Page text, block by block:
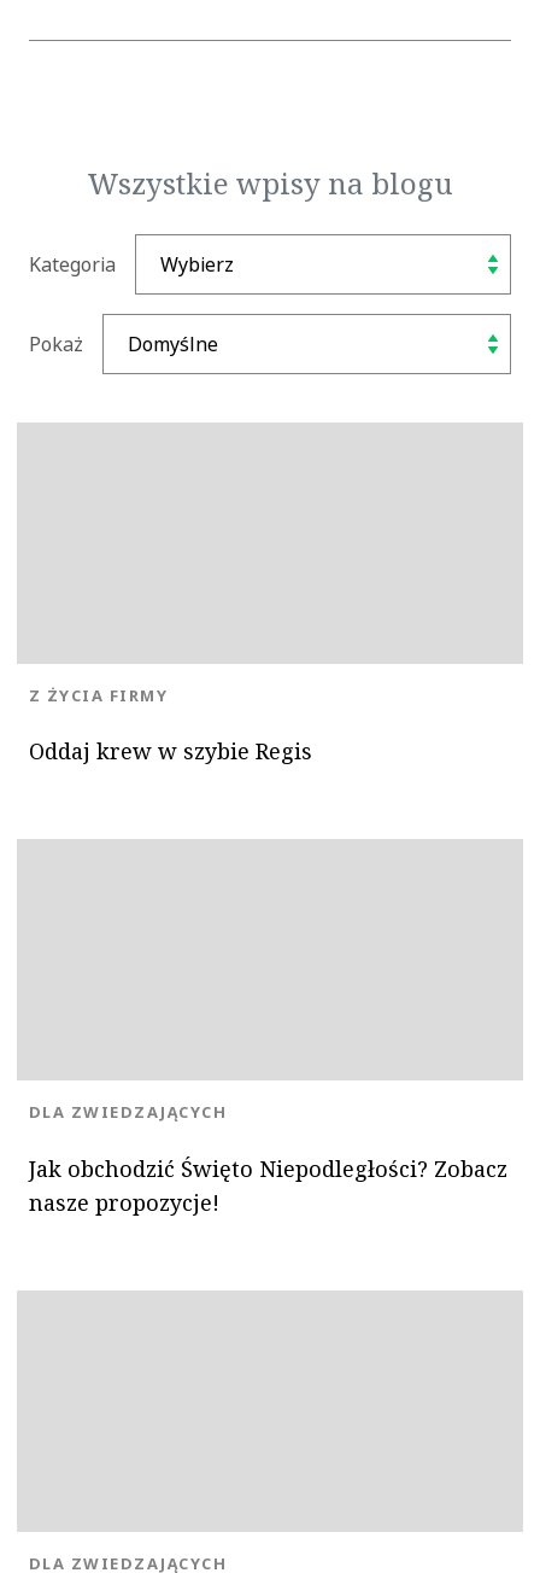
Wszystkie wpisy na blogu
Kategoria
Pokaż
Oddaj krew w szybie Regis
KATEGORIA:
Z ŻYCIA FIRMY
Jak obchodzić Święto Niepodległości? Zobacz
nasze propozycje!
KATEGORIA:
DLA ZWIEDZAJĄCYCH
KATEGORIA:
DLA ZWIEDZAJĄCYCH